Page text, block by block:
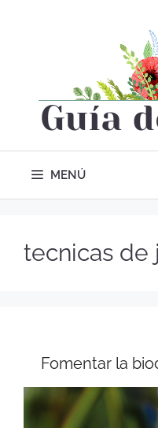
MENÚ
tecnicas de
Fomentar la